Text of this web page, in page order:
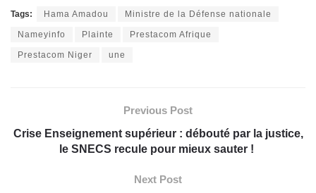
Tags: Hama Amadou Ministre de la Défense nationale
Nameyinfo Plainte Prestacom Afrique
Prestacom Niger une
Previous Post
Crise Enseignement supérieur : débouté par la justice,
le SNECS recule pour mieux sauter !
Next Post